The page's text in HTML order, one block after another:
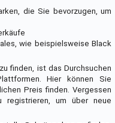
die Sie bevorzugen, um
wie beispielsweise Black
finden, ist das Durchsuchen
Hier können Sie
Preis finden. Vergessen
um über neue